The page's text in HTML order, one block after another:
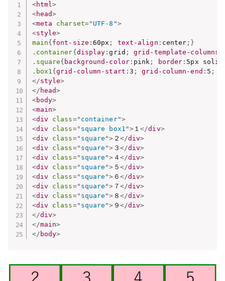
<html>
<head>
<meta charset=" UTF-8 ">
<style>
main{ font-size :60px ; text-align : center ; }
.container{ display :grid ; grid-template-columns
.square{ background-color: pink ; border : 5px solid
.box1{grid-column-start : 3 ; grid-column-end : 5 ;
</style>
</ head>
<body>
<main>
<div class=" container">
<div class=" square box1 "> １</div>
<div class=" square "> ２ </div>
<div class=" square "> ３ </div>
<div class=" square "> ４ </div>
<div class=" square "> ５ </div>
<div class=" square "> ６ </div>
<div class=" square "> ７ </div>
<div class=" square "> ８ </div>
<div class=" square "> ９ </div>
</div>
</main>
</ body>